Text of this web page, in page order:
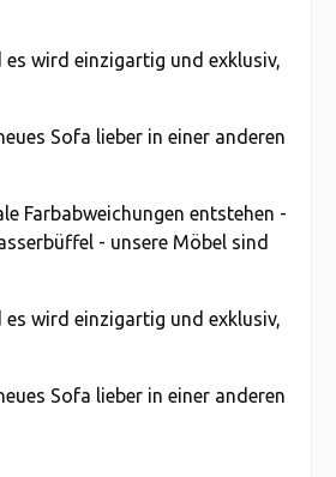
wird einzigartig und exklusiv,
Sofa lieber in einer anderen
Farbabweichungen entstehen -
- unsere Möbel sind
wird einzigartig und exklusiv,
Sofa lieber in einer anderen